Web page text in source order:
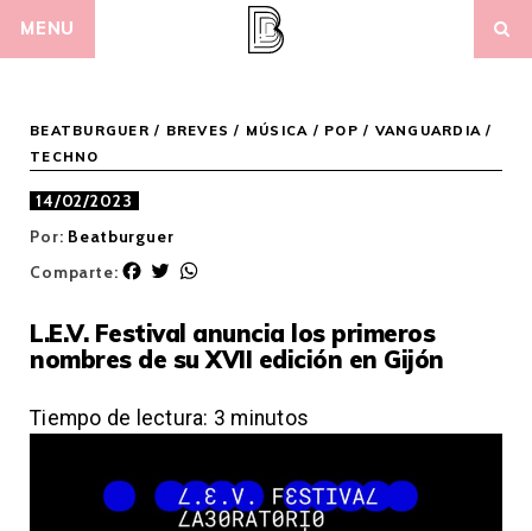
MENU
BEATBURGUER / BREVES / MÚSICA / POP / VANGUARDIA /
TECHNO
14/02/2023
Por: Beatburguer
Comparte:
F
e
b
o
k
T
t
t
r
t
s
p
p
L.E.V. Festival anuncia los primeros
nombres de su XVII edición en Gijón
Tiempo de lectura: 3 minutos